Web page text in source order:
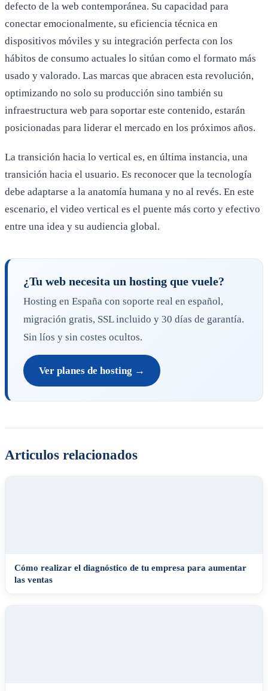
defecto de la web contemporánea. Su capacidad para
conectar emocionalmente, su eficiencia técnica en
dispositivos móviles y su integración perfecta con los
hábitos de consumo actuales lo sitúan como el formato más
usado y valorado. Las marcas que abracen esta revolución,
optimizando no solo su producción sino también su
infraestructura web para soportar este contenido, estarán
posicionadas para liderar el mercado en los próximos años.
La transición hacia lo vertical es, en última instancia, una
transición hacia el usuario. Es reconocer que la tecnología
debe adaptarse a la anatomía humana y no al revés. En este
escenario, el video vertical es el puente más corto y efectivo
entre una idea y su audiencia global.
¿Tu web necesita un hosting que vuele?
Hosting en España con soporte real en español,
migración gratis, SSL incluido y 30 días de garantía.
Sin líos y sin costes ocultos.
Ver planes de hosting →
Articulos relacionados
Cómo realizar el diagnóstico de tu empresa para aumentar
las ventas